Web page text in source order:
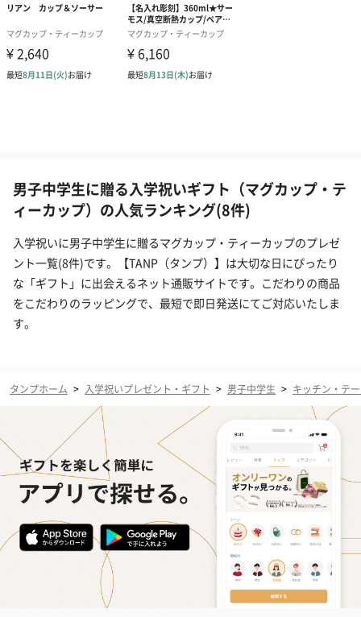
男子中学生に贈る入学祝いギフト（マグカップ・テ
ィーカップ）の人気ランキング(8件)
入学祝いに男子中学生に贈るマグカップ・ティーカップのプレゼ
ント一覧(8件)です。【TANP（タンプ）】は大切な日にぴったり
な「ギフト」に出会えるネット通販サイトです。こだわりの商品
をこだわりのラッピングで、最短で即日発送にてご対応いたしま
す。
タンプホーム > 入学祝いプレゼント・ギフト > 男子中学生 > キッチン・テ